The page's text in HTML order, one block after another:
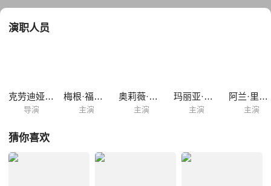
演职人员
克劳迪娅·迈克斯
导演
梅根·福克斯
主演
奥莉薇·瑟尔比
主演
玛丽亚·迪齐亚
主演
阿兰·里奇森
主演
猜你喜欢